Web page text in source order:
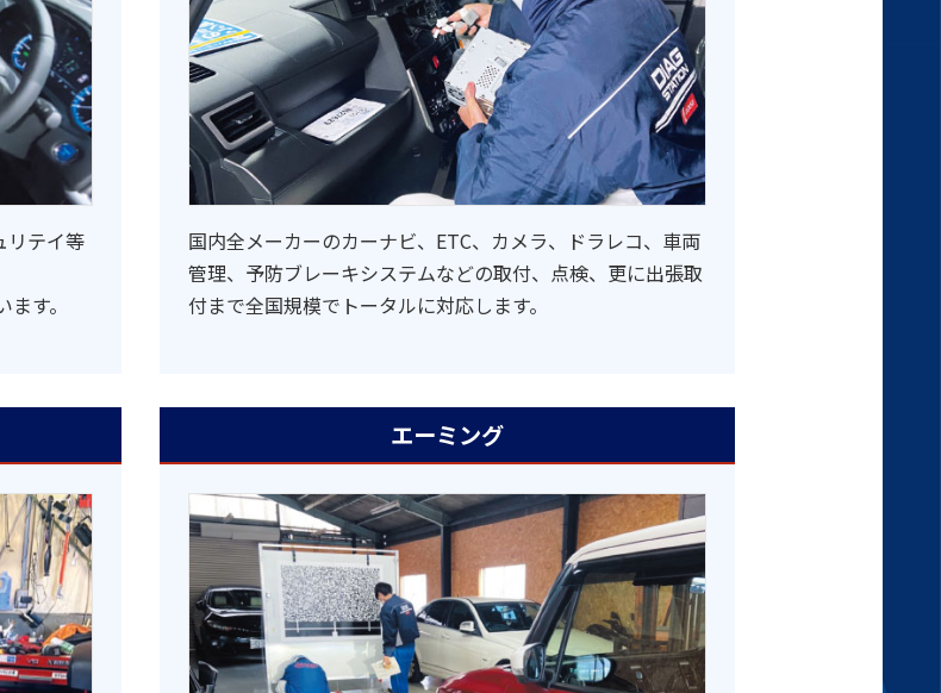
リテイ等
す。
国内全メーカーのカーナビ、ETC、カメラ、ドラレコ、車両
管理、予防ブレーキシステムなどの取付、点検、更に出張取
付まで全国規模でトータルに対応します。
エーミング